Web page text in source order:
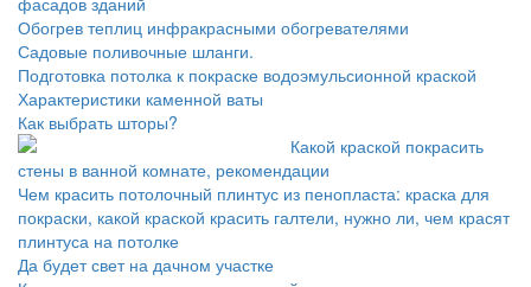
Обогрев теплиц инфракрасными обогревателями
Садовые поливочные шланги.
Подготовка потолка к покраске водоэмульсионной краской
Характеристики каменной ваты
Как выбрать шторы?
Какой краской покрасить
стены в ванной комнате, рекомендации
Чем красить потолочный плинтус из пенопласта: краска для
покраски, какой краской красить галтели, нужно ли, чем красят
плинтуса на потолке
Да будет свет на дачном участке